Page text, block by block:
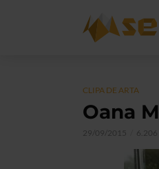
CLIPA DE ARTA
Oana
29/09/2015